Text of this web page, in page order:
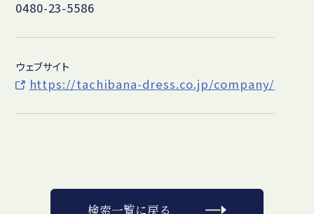
0480-23-5586
ウェブサイト
https://tachibana-dress.co.jp/company/
検索一覧に戻る